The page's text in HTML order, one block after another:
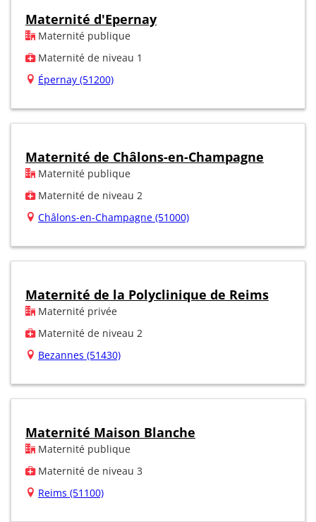
Maternité d'Epernay
Maternité publique
Maternité de niveau 1
Épernay (51200)
Maternité de Châlons-en-Champagne
Maternité publique
Maternité de niveau 2
Châlons-en-Champagne (51000)
Maternité de la Polyclinique de Reims
Maternité privée
Maternité de niveau 2
Bezannes (51430)
Maternité Maison Blanche
Maternité publique
Maternité de niveau 3
Reims (51100)